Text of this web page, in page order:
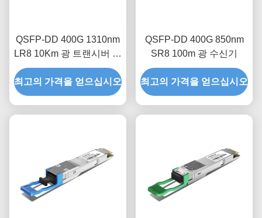
QSFP-DD 400G 1310nm
LR8 10Km 광 트랜시버 모
듈
최고의 가격을 얻으십시오
QSFP-DD 400G 850nm
SR8 100m 광 수신기
최고의 가격을 얻으십시오